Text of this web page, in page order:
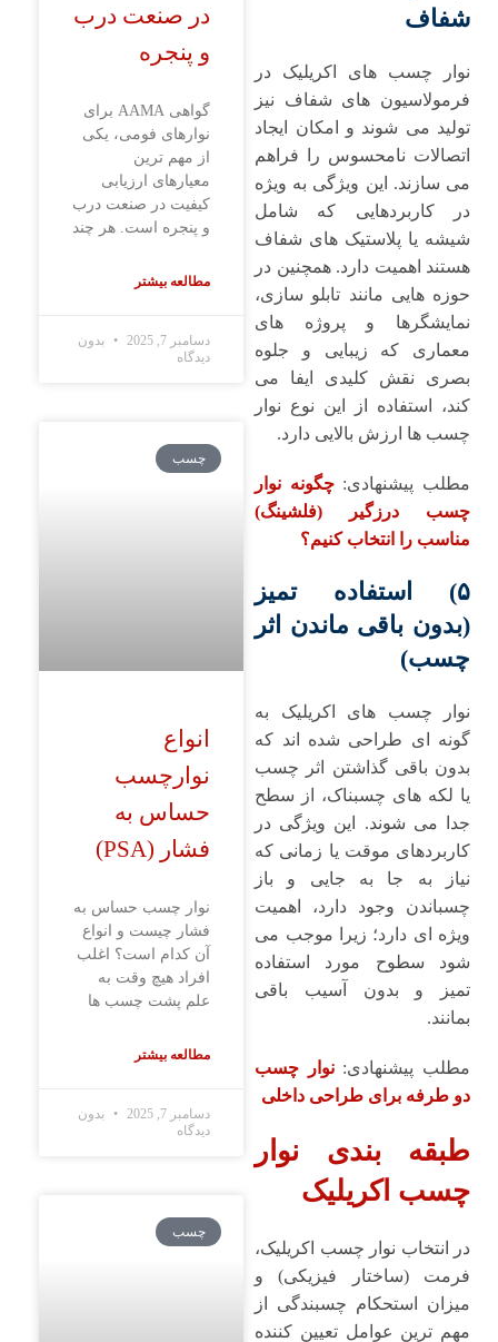
شفاف
نوار چسب ‌های اکریلیک در
فرمولاسیون ‌های شفاف نیز
تولید می ‌شوند و امکان ایجاد
اتصالات نامحسوس را فراهم
می ‌سازند. این ویژگی به ‌ویژه
در کاربردهایی که شامل
شیشه یا پلاستیک‌ های شفاف
هستند اهمیت دارد. همچنین در
حوزه ‌هایی مانند تابلو سازی،
نمایشگرها و پروژه‌ های
معماری که زیبایی و جلوه
بصری نقش کلیدی ایفا می‌
کند، استفاده از این نوع نوار
چسب ‌ها ارزش بالایی دارد.
مطلب پیشنهادی:چگونه نوار
چسب درزگیر (فلشینگ)
مناسب را انتخاب کنیم؟
۵) استفاده تمیز
(بدون باقی ‌ماندن اثر
چسب)
نوار چسب ‌های اکریلیک به‌
گونه ‌ای طراحی شده ‌اند که
بدون باقی ‌گذاشتن اثر چسب
یا لکه ‌های چسبناک، از سطح
جدا می شوند. این ویژگی در
کاربردهای موقت یا زمانی که
نیاز به جا به ‌جایی و باز
چسباندن وجود دارد، اهمیت
ویژه ‌ای دارد؛ زیرا موجب می
‌شود سطوح مورد استفاده
تمیز و بدون آسیب باقی
بمانند.
مطلب پیشنهادی:نوار چسب
دو طرفه برای طراحی داخلی
طبقه ‌بندی نوار
چسب‌ اکریلیک
در انتخاب نوار چسب اکریلیک،
فرمت (ساختار فیزیکی) و
میزان استحکام چسبندگی از
مهم ‌ترین عوامل تعیین ‌کننده
در صنعت درب
و پنجره
گواهی AAMA برای
نوارهای فومی، یکی
از مهم ‌ترین
معیارهای ارزیابی
کیفیت در صنعت درب
و پنجره است. هر چند
مطالعه بیشتر
دسامبر 7, 2025
بدون
دیدگاه
چسب
انواع
نوارچسب
حساس به
فشار (PSA)
نوار چسب حساس به
فشار چیست و انواع
آن کدام است؟ اغلب
افراد هیچ وقت به
علم پشت چسب ها
مطالعه بیشتر
دسامبر 7, 2025
بدون
دیدگاه
چسب